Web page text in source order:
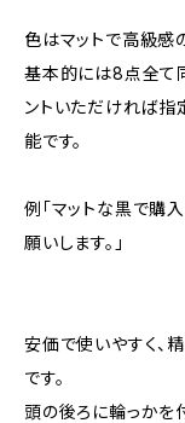
色はマットで高級感
基本的には8点全て
ントいただければ指
能です。
例「マットな黒で購
願いします。」
安価で使いやすく、
です。
頭の後ろに輪っかを